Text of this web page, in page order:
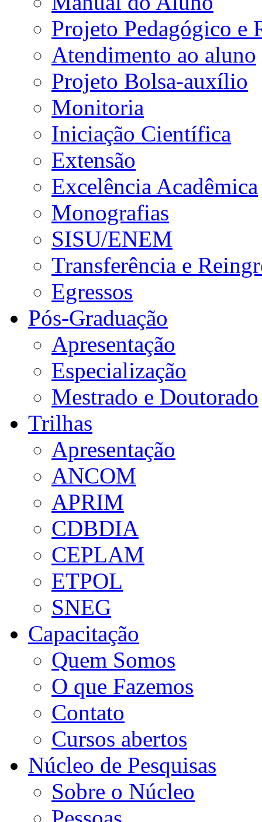
Projeto Pedagógico e
Atendimento ao aluno
Projeto Bolsa-auxílio
Monitoria
Iniciação Científica
Extensão
Excelência Acadêmica
Monografias
SISU/ENEM
Transferência e
Egressos
Pós-Graduação
Apresentação
Especialização
Mestrado e Doutorado
Trilhas
Apresentação
ANCOM
APRIM
CDBDIA
CEPLAM
ETPOL
SNEG
Capacitação
Quem Somos
O que Fazemos
Contato
Cursos abertos
Núcleo de Pesquisas
Sobre o Núcleo